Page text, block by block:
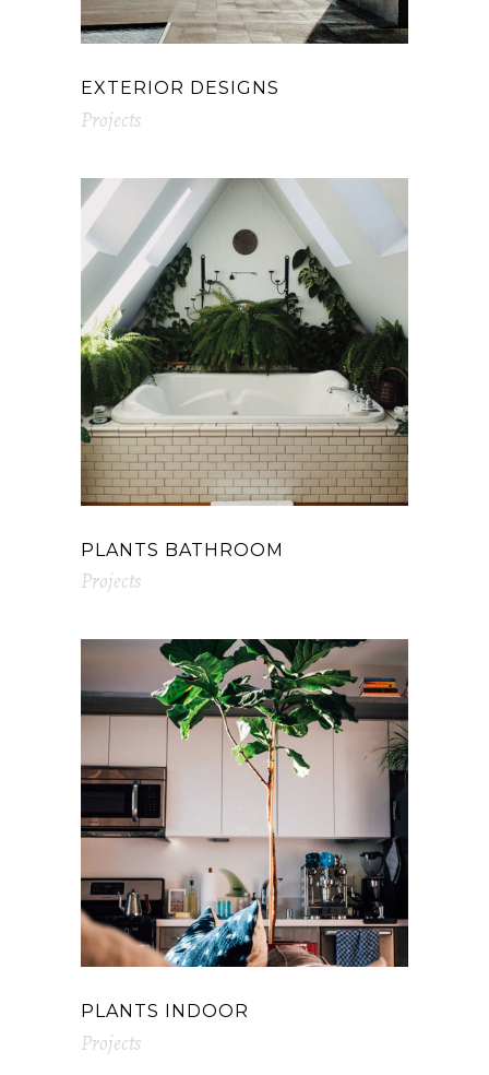
EXTERIOR DESIGNS
Projects
PLANTS BATHROOM
Projects
PLANTS INDOOR
Projects